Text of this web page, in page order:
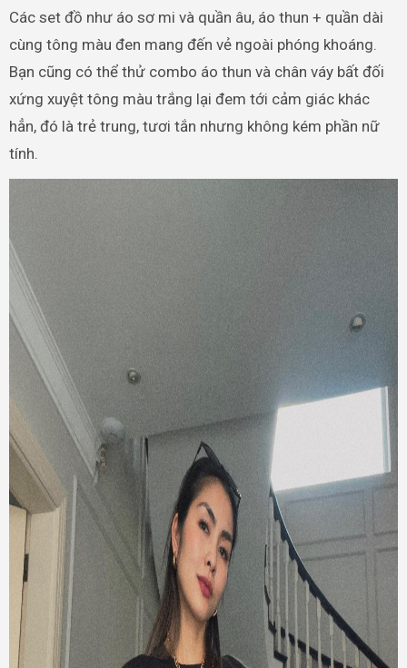
Các set đồ như áo sơ mi và quần âu, áo thun + quần dài
cùng tông màu đen mang đến vẻ ngoài phóng khoáng.
Bạn cũng có thể thử combo áo thun và chân váy bất đối
xứng xuyệt tông màu trắng lại đem tới cảm giác khác
hẳn, đó là trẻ trung, tươi tắn nhưng không kém phần nữ
tính.